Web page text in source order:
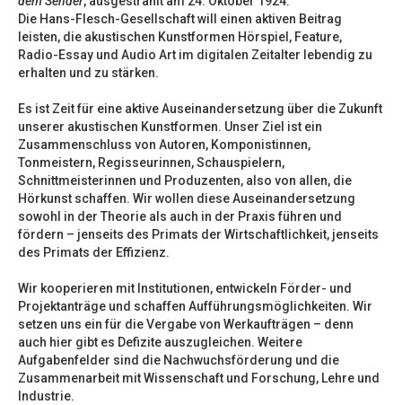
Die Hans-Flesch-Gesellschaft will einen aktiven Beitrag
leisten, die akustischen Kunstformen Hörspiel, Feature,
Radio-Essay und Audio Art im digitalen Zeitalter lebendig zu
erhalten und zu stärken.
Es ist Zeit für eine aktive Auseinandersetzung über die Zukunft
unserer akustischen Kunstformen. Unser Ziel ist ein
Zusammenschluss von Autoren, Komponistinnen,
Tonmeistern, Regisseurinnen, Schauspielern,
Schnittmeisterinnen und Produzenten, also von allen, die
Hörkunst schaffen. Wir wollen diese Auseinandersetzung
sowohl in der Theorie als auch in der Praxis führen und
fördern – jenseits des Primats der Wirtschaftlichkeit, jenseits
des Primats der Effizienz.
Wir kooperieren mit Institutionen, entwickeln Förder- und
Projektanträge und schaffen Aufführungsmöglichkeiten. Wir
setzen uns ein für die Vergabe von Werkaufträgen – denn
auch hier gibt es Defizite auszugleichen. Weitere
Aufgabenfelder sind die Nachwuchsförderung und die
Zusammenarbeit mit Wissenschaft und Forschung, Lehre und
Industrie.